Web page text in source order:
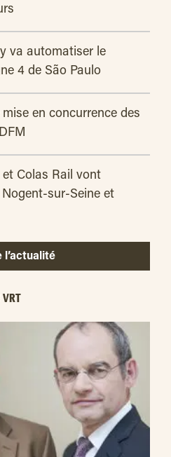
va automatiser le
4 de São Paulo
en concurrence des
et Colas Rail vont
sur-Seine et
l’actualité